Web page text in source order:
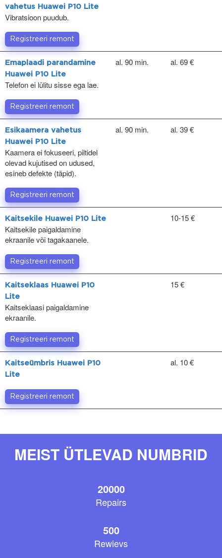
vahetus Huawei P10 Lite
Vibratsioon puudub.
Registreeri remont
Emaplaadi parandamine
Huawei P10 Lite
Telefon ei lülitu sisse ega lae.
al. 90 min. al. 69 €
Registreeri remont
Esikaamera vahetus
Huawei P10 Lite
Kaamera ei fokuseeri, piltidel
olevad kujutised on udused,
esineb defekte (täpid).
al. 90 min. al. 39 €
Registreeri remont
Kaitsekile Huawei P10 Lite
Kaitsekile paigaldamine
ekraanile või tagakaanele.
10-15 €
Registreeri remont
Kaitseklaas Huawei P10
Lite
Kaitseklaasi paigaldamine
ekraanile.
15 €
Registreeri remont
Kaitseümbris Huawei P10
Lite
al. 10 €
Registreeri remont
MEIST ÜTLEVAD NUMBRID
20000
Repairs
500
Rewievs